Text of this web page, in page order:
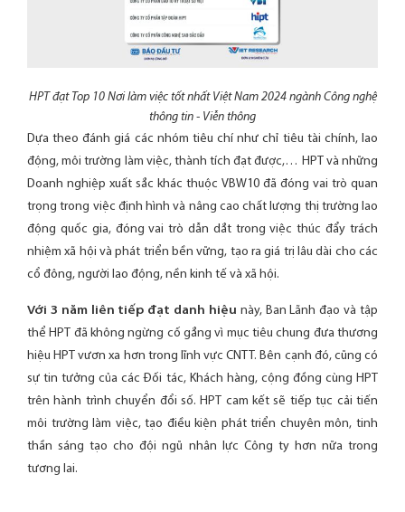
HPT đạt Top 10 Nơi làm việc tốt nhất Việt Nam 2024 ngành Công nghệ
thông tin - Viễn thông
Dựa theo đánh giá các nhóm tiêu chí như chỉ tiêu tài chính, lao
động, môi trường làm việc, thành tích đạt được,… HPT và những
Doanh nghiệp xuất sắc khác thuộc VBW10 đã đóng vai trò quan
trọng trong việc định hình và nâng cao chất lượng thị trường lao
động quốc gia, đóng vai trò dẫn dắt trong việc thúc đẩy trách
nhiệm xã hội và phát triển bền vững, tạo ra giá trị lâu dài cho các
cổ đông, người lao động, nền kinh tế và xã hội.
Với 3 năm liên tiếp đạt danh hiệu này, Ban Lãnh đạo và tập
thể HPT đã không ngừng cố gắng vì mục tiêu chung đưa thương
hiệu HPT vươn xa hơn trong lĩnh vực CNTT. Bên cạnh đó, cũng có
sự tin tưởng của các Đối tác, Khách hàng, cộng đồng cùng HPT
trên hành trình chuyển đổi số. HPT cam kết sẽ tiếp tục cải tiến
môi trường làm việc, tạo điều kiện phát triển chuyên môn, tinh
thần sáng tạo cho đội ngũ nhân lực Công ty hơn nữa trong
tương lai.